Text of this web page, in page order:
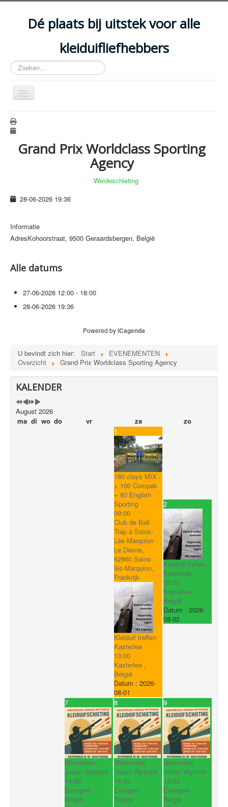
Dé plaats bij uitstek voor alle
kleiduifliefhebbers
Zoeken...
Schakelen
navigatie
EVENEMENTEN
DISCIPLINES
VERENIGINGEN
CONTACT
PRIVACYBELEID
SITEMAP
Grand Prix Worldclass Sporting
Agency
Weideschieting
28-06-2026 19:36
Informatie
AdresKohoorstraat, 9500 Geraardsbergen, België
Alle datums
27-06-2026 12:00 - 18:00
28-06-2026 19:36
Powered byiCagenda
U bevindt zich hier: Start
EVENEMENTEN
Overzicht
Grand Prix Worldclass Sporting Agency
KALENDER
August 2026
ma di wo do vr za
zo
1
180 clays MIX -
> 100 Compak
+ 80 English
Sporting
09:00
Club de Ball
Trap à Sains-
Lès-Marquion -
Le Dievre,
62860 Sains-
lès-Marquion,
Frankrijk
Kleiduif treffen
Kasterlee
13:00
Kasterlee ,
België
Datum : 2026-
08-01
2
Kleiduif treffen
Kasterlee
09:00
Kasterlee ,
België
Datum : 2026-
08-02
7
Memoriam
Johan Wytinck
14:33
Evergem ,
België
8
Memoriam
Johan Wytinck
14:33
Evergem ,
België
9
Memoriam
Johan Wytinck
14:33
Evergem ,
België